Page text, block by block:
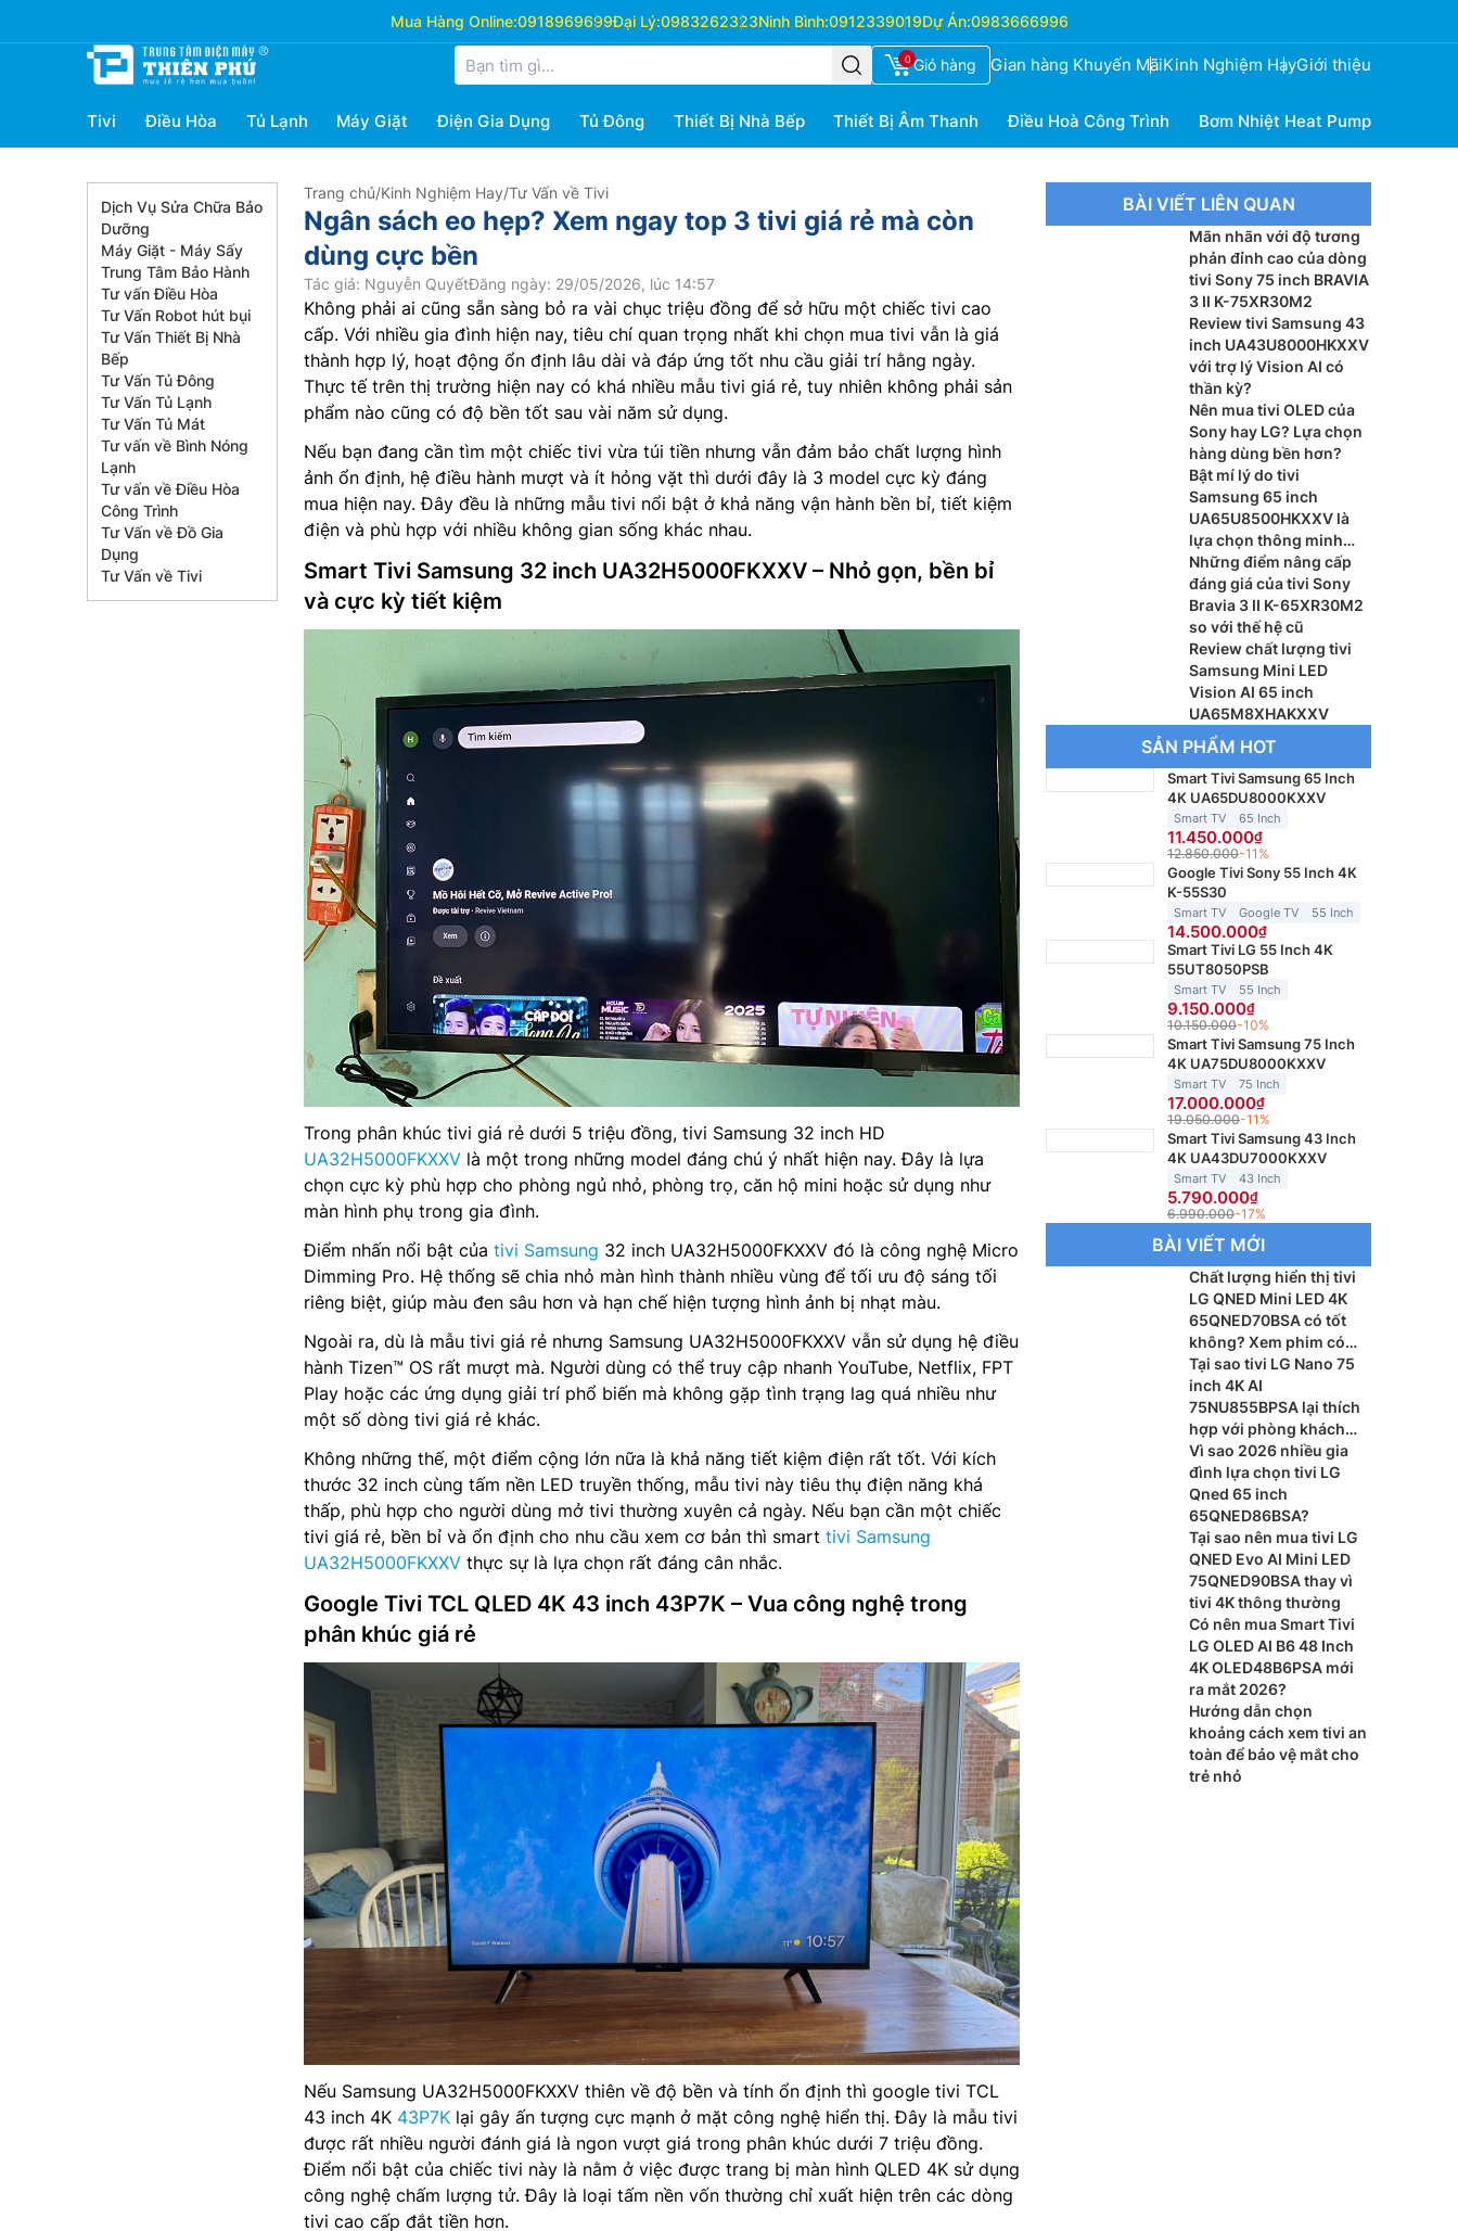
Mua Hàng Online:0918969699Đại Lý:0983262323Ninh Bình:0912339019Dự Án:0983666996
0 Giỏ hàng Gian hàng Khuyến MãiKinh Nghiệm HayGiới thiệu
Tivi Điều Hòa Tủ Lạnh Máy Giặt Điện Gia Dụng Tủ Đông Thiết Bị Nhà Bếp Thiết Bị Âm Thanh Điều Hoà Công Trình Bơm Nhiệt Heat Pump
Dịch Vụ Sửa Chữa Bảo
Dưỡng
Máy Giặt - Máy Sấy
Trung Tâm Bảo Hành
Tư vấn Điều Hòa
Tư Vấn Robot hút bụi
Tư Vấn Thiết Bị Nhà
Bếp
Tư Vấn Tủ Đông
Tư Vấn Tủ Lạnh
Tư Vấn Tủ Mát
Tư vấn về Bình Nóng
Lạnh
Tư vấn về Điều Hòa
Công Trình
Tư Vấn về Đồ Gia
Dụng
Tư Vấn về Tivi
Trang chủ/Kinh Nghiệm Hay/Tư Vấn về Tivi
Ngân sách eo hẹp? Xem ngay top 3 tivi giá rẻ mà còn
dùng cực bền
Tác giả: Nguyễn QuyếtĐăng ngày: 29/05/2026, lúc 14:57
Không phải ai cũng sẵn sàng bỏ ra vài chục triệu đồng để sở hữu một chiếc tivi cao
cấp. Với nhiều gia đình hiện nay, tiêu chí quan trọng nhất khi chọn mua tivi vẫn là giá
thành hợp lý, hoạt động ổn định lâu dài và đáp ứng tốt nhu cầu giải trí hằng ngày.
Thực tế trên thị trường hiện nay có khá nhiều mẫu tivi giá rẻ, tuy nhiên không phải sản
phẩm nào cũng có độ bền tốt sau vài năm sử dụng.
Nếu bạn đang cần tìm một chiếc tivi vừa túi tiền nhưng vẫn đảm bảo chất lượng hình
ảnh ổn định, hệ điều hành mượt và ít hỏng vặt thì dưới đây là 3 model cực kỳ đáng
mua hiện nay. Đây đều là những mẫu tivi nổi bật ở khả năng vận hành bền bỉ, tiết kiệm
điện và phù hợp với nhiều không gian sống khác nhau.
Smart Tivi Samsung 32 inch UA32H5000FKXXV – Nhỏ gọn, bền bỉ
và cực kỳ tiết kiệm
Trong phân khúc tivi giá rẻ dưới 5 triệu đồng, tivi Samsung 32 inch HD
UA32H5000FKXXV là một trong những model đáng chú ý nhất hiện nay. Đây là lựa
chọn cực kỳ phù hợp cho phòng ngủ nhỏ, phòng trọ, căn hộ mini hoặc sử dụng như
màn hình phụ trong gia đình.
Điểm nhấn nổi bật của tivi Samsung 32 inch UA32H5000FKXXV đó là công nghệ Micro
Dimming Pro. Hệ thống sẽ chia nhỏ màn hình thành nhiều vùng để tối ưu độ sáng tối
riêng biệt, giúp màu đen sâu hơn và hạn chế hiện tượng hình ảnh bị nhạt màu.
Ngoài ra, dù là mẫu tivi giá rẻ nhưng Samsung UA32H5000FKXXV vẫn sử dụng hệ điều
hành Tizen™ OS rất mượt mà. Người dùng có thể truy cập nhanh YouTube, Netflix, FPT
Play hoặc các ứng dụng giải trí phổ biến mà không gặp tình trạng lag quá nhiều như
một số dòng tivi giá rẻ khác.
Không những thế, một điểm cộng lớn nữa là khả năng tiết kiệm điện rất tốt. Với kích
thước 32 inch cùng tấm nền LED truyền thống, mẫu tivi này tiêu thụ điện năng khá
thấp, phù hợp cho người dùng mở tivi thường xuyên cả ngày. Nếu bạn cần một chiếc
tivi giá rẻ, bền bỉ và ổn định cho nhu cầu xem cơ bản thì smart tivi Samsung
UA32H5000FKXXV thực sự là lựa chọn rất đáng cân nhắc.
Google Tivi TCL QLED 4K 43 inch 43P7K – Vua công nghệ trong
phân khúc giá rẻ
Nếu Samsung UA32H5000FKXXV thiên về độ bền và tính ổn định thì google tivi TCL
43 inch 4K 43P7K lại gây ấn tượng cực mạnh ở mặt công nghệ hiển thị. Đây là mẫu tivi
được rất nhiều người đánh giá là ngon vượt giá trong phân khúc dưới 7 triệu đồng.
Điểm nổi bật của chiếc tivi này là nằm ở việc được trang bị màn hình QLED 4K sử dụng
công nghệ chấm lượng tử. Đây là loại tấm nền vốn thường chỉ xuất hiện trên các dòng
tivi cao cấp đắt tiền hơn.
BÀI VIẾT LIÊN QUAN
Mãn nhãn với độ tương
phản đỉnh cao của dòng
tivi Sony 75 inch BRAVIA
3 II K-75XR30M2
Review tivi Samsung 43
inch UA43U8000HKXXV
với trợ lý Vision AI có
thần kỳ?
Nên mua tivi OLED của
Sony hay LG? Lựa chọn
hàng dùng bền hơn?
Bật mí lý do tivi
Samsung 65 inch
UA65U8500HKXXV là
lựa chọn thông minh
cho phòng khách
Những điểm nâng cấp
đáng giá của tivi Sony
Bravia 3 II K-65XR30M2
so với thế hệ cũ
Review chất lượng tivi
Samsung Mini LED
Vision AI 65 inch
UA65M8XHAKXXV
SẢN PHẨM HOT
Smart Tivi Samsung 65 Inch
4K UA65DU8000KXXV
Smart TV 65 Inch
11.450.000
12.850.000-11%
Google Tivi Sony 55 Inch 4K
K-55S30
Smart TV Google TV 55 Inch
14.500.000
Smart Tivi LG 55 Inch 4K
55UT8050PSB
Smart TV 55 Inch
9.150.000
10.150.000-10%
Smart Tivi Samsung 75 Inch
4K UA75DU8000KXXV
Smart TV 75 Inch
17.000.000
19.050.000-11%
Smart Tivi Samsung 43 Inch
4K UA43DU7000KXXV
Smart TV 43 Inch
5.790.000
6.990.000-17%
BÀI VIẾT MỚI
Chất lượng hiển thị tivi
LG QNED Mini LED 4K
65QNED70BSA có tốt
không? Xem phim có
sắc nét?
Tại sao tivi LG Nano 75
inch 4K AI
75NU855BPSA lại thích
hợp với phòng khách
lớn?
Vì sao 2026 nhiều gia
đình lựa chọn tivi LG
Qned 65 inch
65QNED86BSA?
Tại sao nên mua tivi LG
QNED Evo AI Mini LED
75QNED90BSA thay vì
tivi 4K thông thường
Có nên mua Smart Tivi
LG OLED AI B6 48 Inch
4K OLED48B6PSA mới
ra mắt 2026?
Hướng dẫn chọn
khoảng cách xem tivi an
toàn để bảo vệ mắt cho
trẻ nhỏ